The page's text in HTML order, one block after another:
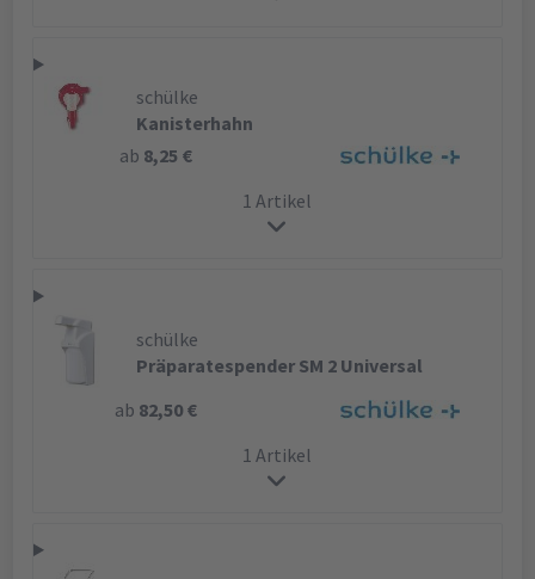
schülke
Kanisterhahn
ab 8,25 €
1 Artikel
schülke
Präparatespender SM 2 Universal
ab 82,50 €
1 Artikel